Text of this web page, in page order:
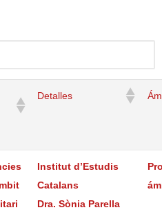
Detalles
Institut d’Estudis
Catalans
Dra. Sònia Parella